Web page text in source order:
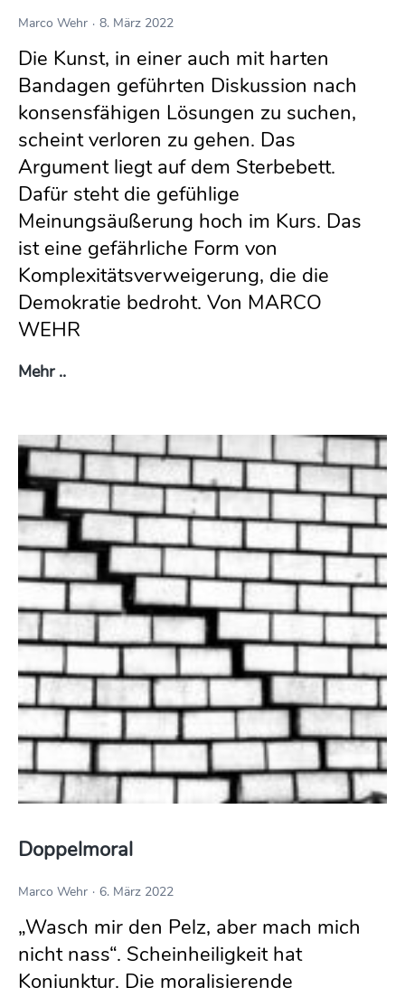
Marco Wehr 8. März 2022
Die Kunst, in einer auch mit harten
Bandagen geführten Diskussion nach
konsensfähigen Lösungen zu suchen,
scheint verloren zu gehen. Das
Argument liegt auf dem Sterbebett.
Dafür steht die gefühlige
Meinungsäußerung hoch im Kurs. Das
ist eine gefährliche Form von
Komplexitätsverweigerung, die die
Demokratie bedroht. Von MARCO
WEHR
Mehr ..Debattenkultur
Doppelmoral
Marco Wehr 6. März 2022
„Wasch mir den Pelz, aber mach mich
nicht nass“. Scheinheiligkeit hat
Konjunktur. Die moralisierende